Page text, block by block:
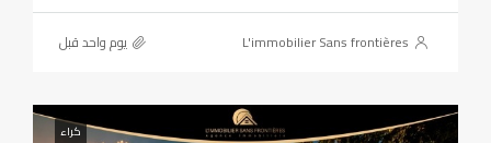
L'immobilier Sans frontières ‏يوم واحد قبل
كراء